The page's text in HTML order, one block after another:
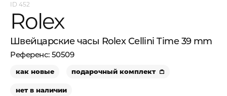
452
Rolex
Швейцарские часы Rolex Cellini Time 39 mm
50509
как новые подарочный комплект
нет в наличии